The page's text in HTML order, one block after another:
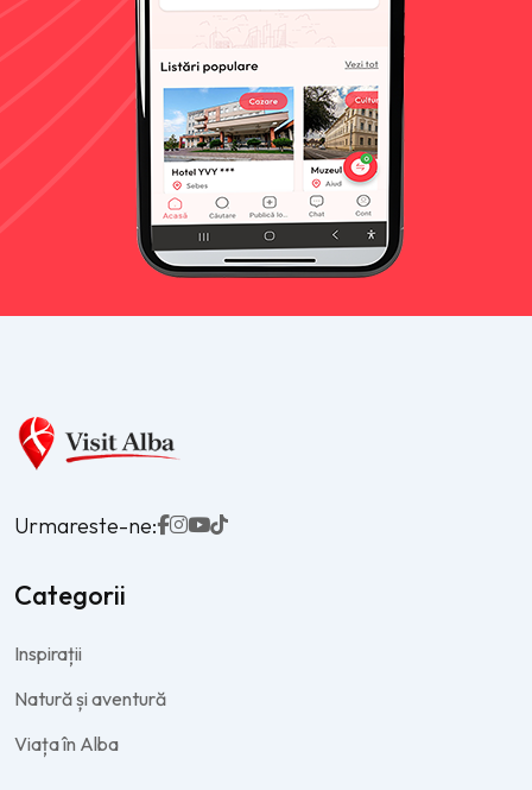
Urmareste-ne:
Categorii
Inspirații
Natură și aventură
Viața în Alba